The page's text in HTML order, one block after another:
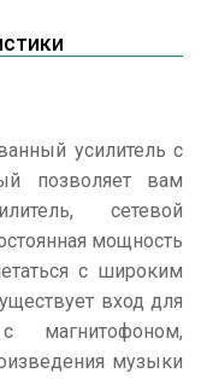
усилитель с
позволяет вам
сетевой
мощность
с широким
вход для
магнитофоном,
музыки